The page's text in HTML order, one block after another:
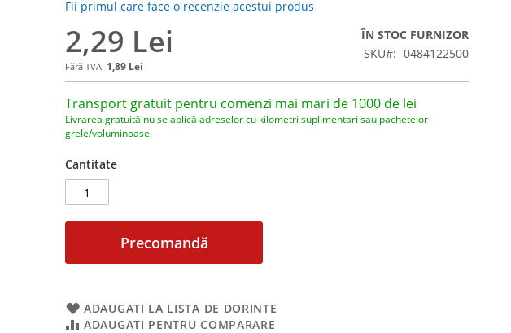
Fii primul care face o recenzie acestui produs
2,29 Lei
1,89 Lei
ÎN STOC FURNIZOR
SKU
0484122500
Transport gratuit pentru comenzi mai mari de 1000 de lei
Livrarea gratuită nu se aplică adreselor cu kilometri suplimentari sau pachetelor
grele/voluminoase.
Cantitate
Precomandă
ADAUGATI LA LISTA DE DORINTE
ADAUGATI PENTRU COMPARARE